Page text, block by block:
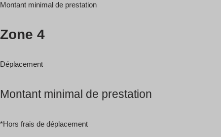
Montant minimal de prestation
Zone 4
Déplacement
Montant minimal de prestation
*Hors frais de déplacement